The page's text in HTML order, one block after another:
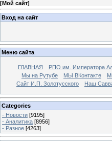
[Мой сайт]
Вход на сайт
Меню сайта
ГЛАВНАЯ РПО им. Императора
Мы на Рутубе
МЫ ВКонтакте
Сайт И.П. Золотусского
Наш
Categories
- Новости [9195]
- Аналитика [8956]
- Разное [4263]